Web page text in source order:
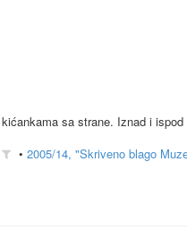
sa strane. Iznad i
• 2005/14, "Skriveno blago